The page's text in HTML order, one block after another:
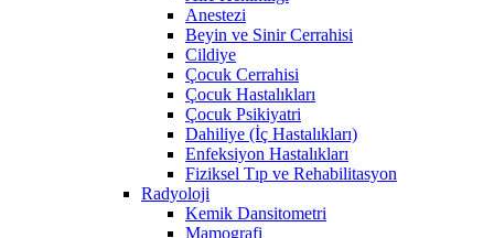
Anestezi
Beyin ve Sinir Cerrahisi
Cildiye
Çocuk Cerrahisi
Çocuk Hastalıkları
Çocuk Psikiyatri
Dahiliye (İç Hastalıkları)
Enfeksiyon Hastalıkları
Fiziksel Tıp ve Rehabilitasyon
Radyoloji
Kemik Dansitometri
Mamografi